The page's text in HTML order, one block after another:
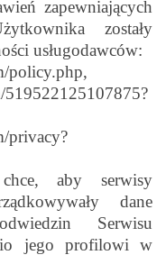
zapewniających
zostały
usługodawców:
policy.php,
519522125107875?
privacy?
aby serwisy
dane
Serwisu
jego profilowi w